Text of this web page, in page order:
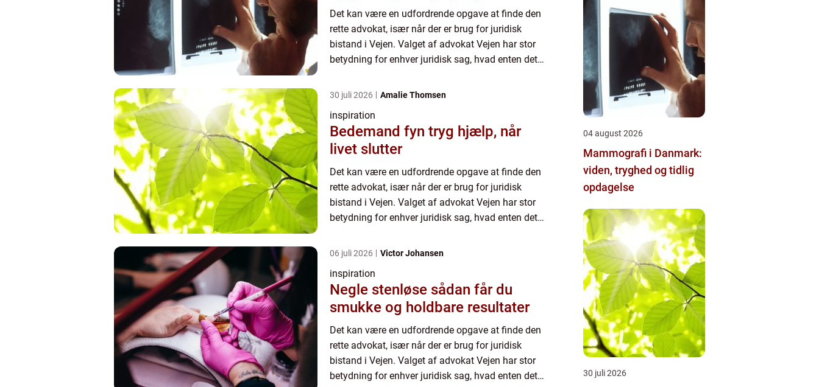
Det kan være en udfordrende opgave at finde den
rette advokat, især når der er brug for juridisk
bistand i Vejen. Valget af advokat Vejen har stor
betydning for enhver juridisk sag, hvad enten det
30 juli 2026 Amalie Thomsen
inspiration
Bedemand fyn tryg hjælp, når
livet slutter
Det kan være en udfordrende opgave at finde den
rette advokat, især når der er brug for juridisk
bistand i Vejen. Valget af advokat Vejen har stor
betydning for enhver juridisk sag, hvad enten det
06 juli 2026 Victor Johansen
inspiration
Negle stenløse sådan får du
smukke og holdbare resultater
Det kan være en udfordrende opgave at finde den
rette advokat, især når der er brug for juridisk
bistand i Vejen. Valget af advokat Vejen har stor
betydning for enhver juridisk sag, hvad enten det
04 august 2026
Mammografi i Danmark:
viden, tryghed og tidlig
opdagelse
30 juli 2026